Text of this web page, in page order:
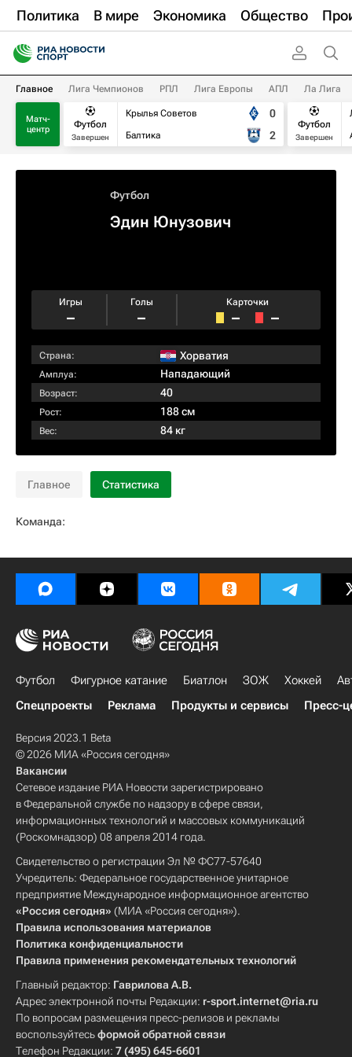
Политика В мире Экономика Общество
Главное Лига Чемпионов РПЛ Лига Европы АПЛ Ла Лига
Матч-
центр
Футбол
Завершен
Крылья Советов
Балтика
0
2
Футбол
Завершен
Футбол
Эдин Юнузович
Игры
–
Голы
–
Карточки
– –
Страна: Хорватия
Амплуа: Нападающий
Возраст: 40
Рост: 188 см
Вес: 84 кг
Главное Статистика
Команда:
Футбол Фигурное катание Биатлон ЗОЖ Хоккей
Спецпроекты
Реклама Продукты и сервисы Пресс-
Версия 2023.1 Beta
© 2026 МИА «Россия сегодня»
Вакансии
Сетевое издание РИА Новости зарегистрировано
в Федеральной службе по надзору в сфере связи,
информационных технологий и массовых коммуникаций
(Роскомнадзор) 08 апреля 2014 года.
Свидетельство о регистрации Эл № ФС77-57640
Учредитель: Федеральное государственное унитарное
предприятие Международное информационное агентство
«Россия сегодня» (МИА «Россия сегодня»).
Правила использования материалов
Политика конфиденциальности
Правила применения рекомендательных технологий
Главный редактор: Гаврилова А.В.
Адрес электронной почты Редакции: r-sport.internet@ria.ru
По вопросам размещения пресс-релизов и рекламы
воспользуйтесьформой обратной связи
Телефон Редакции: 7 (495) 645-6601